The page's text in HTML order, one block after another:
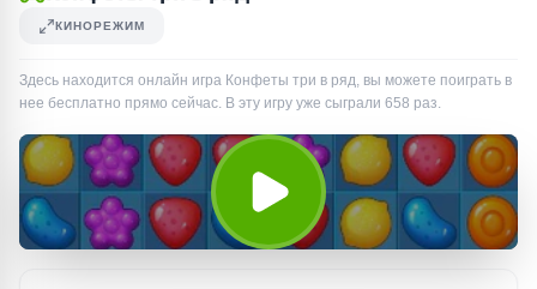
КИНОРЕЖИМ
Здесь находится онлайн игра Конфеты три в ряд, вы можете поиграть в
нее бесплатно прямо сейчас. В эту игру уже сыграли 658 раз.